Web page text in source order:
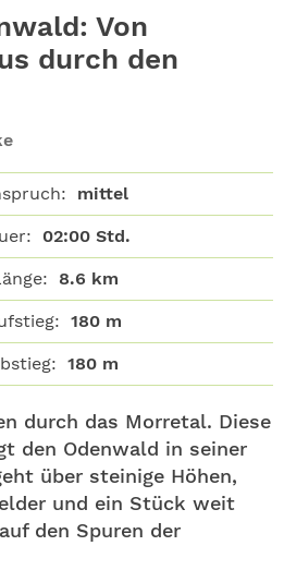
Von
durch den
mittel
02:00 Std.
8.6 km
180 m
180 m
durch das Morretal. Diese
den Odenwald in seiner
über steinige Höhen,
und ein Stück weit
den Spuren der